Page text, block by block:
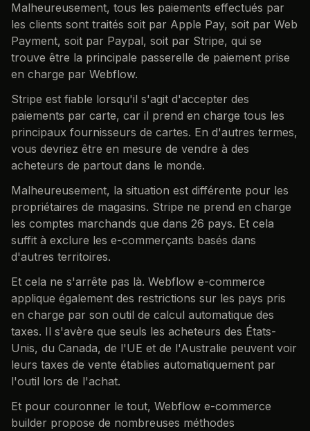
Malheureusement, tous les paiements effectués par
les clients sont traités soit par Apple Pay, soit par Web
Payment, soit par Paypal, soit par Stripe, qui se
trouve être la principale passerelle de paiement prise
en charge par Webflow.
Stripe est fiable lorsqu'il s'agit d'accepter des
paiements par carte, car il prend en charge tous les
principaux fournisseurs de cartes. En d'autres termes,
vous devriez être en mesure de vendre à des
acheteurs de partout dans le monde.
Malheureusement, la situation est différente pour les
propriétaires de magasins. Stripe ne prend en charge
les comptes marchands que dans 26 pays. Et cela
suffit à exclure les e-commerçants basés dans
d'autres territoires.
Et cela ne s'arrête pas là. Webflow e-commerce
applique également des restrictions sur les pays pris
en charge par son outil de calcul automatique des
taxes. Il s'avère que seuls les acheteurs des États-
Unis, du Canada, de l'UE et de l'Australie peuvent voir
leurs taxes de vente établies automatiquement par
l'outil lors de l'achat.
Et pour couronner le tout, Webflow e-commerce
builder propose de nombreuses méthodes